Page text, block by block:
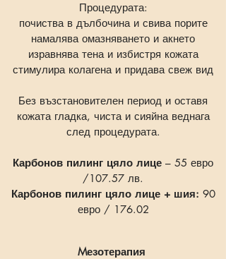
Процедурата:
почиства в дълбочина и свива порите
намалява омазняването и акнето
изравнява тена и избистря кожата
стимулира колагена и придава свеж вид
Без възстановителен период и оставя
кожата гладка, чиста и сияйна веднага
след процедурата.
Карбонов пилинг цяло лице – 55 евро
/107.57 лв.
Карбонов пилинг цяло лице + шия: 90
евро / 176.02
Mезотерапия